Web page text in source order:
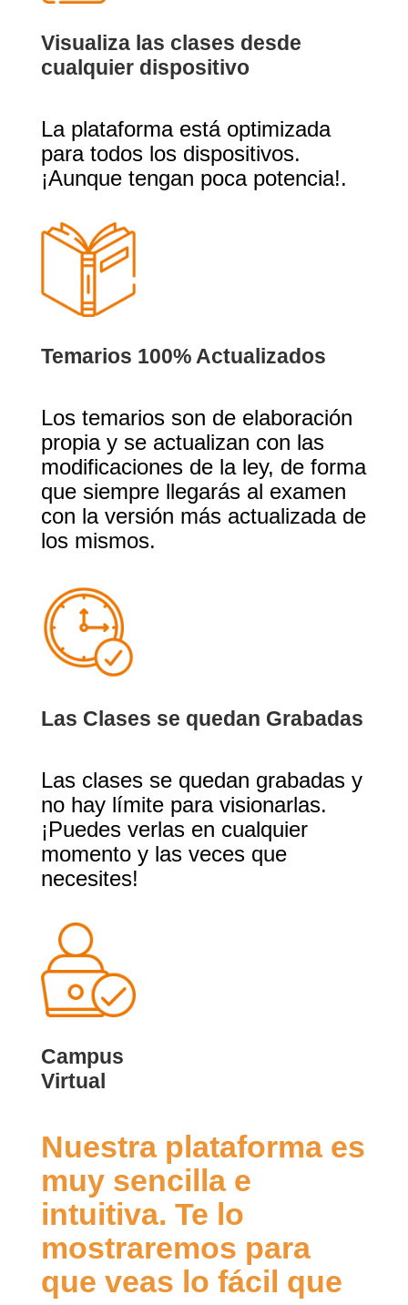
Visualiza las clases desde
cualquier dispositivo
La plataforma está optimizada
para todos los dispositivos.
¡Aunque tengan poca potencia!.
Temarios 100% Actualizados
Los temarios son de elaboración
propia y se actualizan con las
modificaciones de la ley, de forma
que siempre llegarás al examen
con la versión más actualizada de
los mismos.
Las Clases se quedan Grabadas
Las clases se quedan grabadas y
no hay límite para visionarlas.
¡Puedes verlas en cualquier
momento y las veces que
necesites!
Campus
Virtual
Nuestra plataforma es
muy sencilla e
intuitiva. Te lo
mostraremos para
que veas lo fácil que